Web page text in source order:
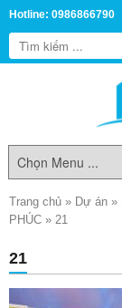
Hotline: 0986866790
Trang chủ » Dự án »
PHÚC » 21
21